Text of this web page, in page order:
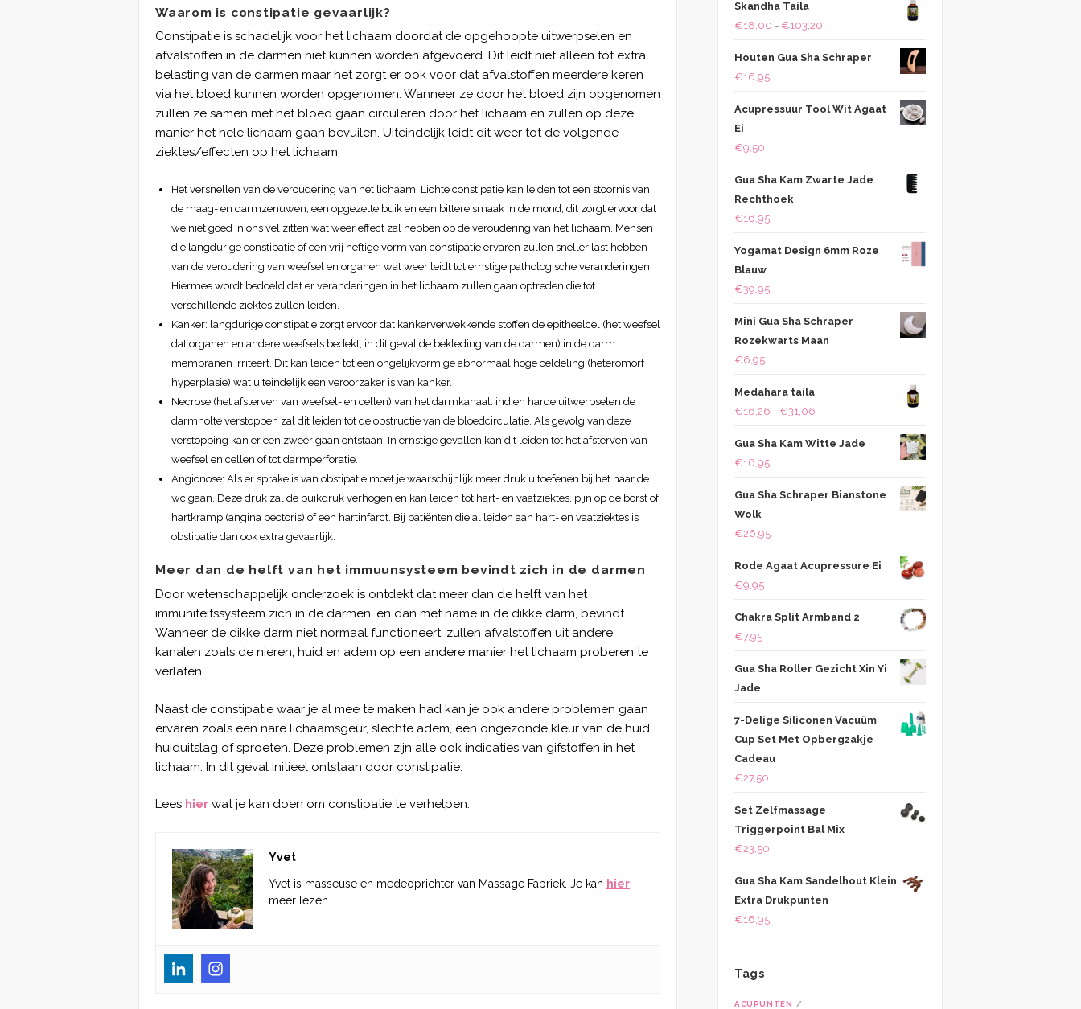
Waarom is constipatie gevaarlijk?
Constipatie is schadelijk voor het lichaam doordat de opgehoopte uitwerpselen en
afvalstoffen in de darmen niet kunnen worden afgevoerd. Dit leidt niet alleen tot extra
belasting van de darmen maar het zorgt er ook voor dat afvalstoffen meerdere keren
via het bloed kunnen worden opgenomen. Wanneer ze door het bloed zijn opgenomen
zullen ze samen met het bloed gaan circuleren door het lichaam en zullen op deze
manier het hele lichaam gaan bevuilen. Uiteindelijk leidt dit weer tot de volgende
ziektes/effecten op het lichaam:
Het versnellen van de veroudering van het lichaam: Lichte constipatie kan leiden tot een stoornis van
de maag- en darmzenuwen, een opgezette buik en een bittere smaak in de mond, dit zorgt ervoor dat
we niet goed in ons vel zitten wat weer effect zal hebben op de veroudering van het lichaam. Mensen
die langdurige constipatie of een vrij heftige vorm van constipatie ervaren zullen sneller last hebben
van de veroudering van weefsel en organen wat weer leidt tot ernstige pathologische veranderingen.
Hiermee wordt bedoeld dat er veranderingen in het lichaam zullen gaan optreden die tot
verschillende ziektes zullen leiden.
Kanker: langdurige constipatie zorgt ervoor dat kankerverwekkende stoffen de epitheelcel (het weefsel
dat organen en andere weefsels bedekt, in dit geval de bekleding van de darmen) in de darm
membranen irriteert. Dit kan leiden tot een ongelijkvormige abnormaal hoge celdeling (heteromorf
hyperplasie) wat uiteindelijk een veroorzaker is van kanker.
Necrose (het afsterven van weefsel- en cellen) van het darmkanaal: indien harde uitwerpselen de
darmholte verstoppen zal dit leiden tot de obstructie van de bloedcirculatie. Als gevolg van deze
verstopping kan er een zweer gaan ontstaan. In ernstige gevallen kan dit leiden tot het afsterven van
weefsel en cellen of tot darmperforatie.
Angionose: Als er sprake is van obstipatie moet je waarschijnlijk meer druk uitoefenen bij het naar de
wc gaan. Deze druk zal de buikdruk verhogen en kan leiden tot hart- en vaatziektes, pijn op de borst of
hartkramp (angina pectoris) of een hartinfarct. Bij patiënten die al leiden aan hart- en vaatziektes is
obstipatie dan ook extra gevaarlijk.
Meer dan de helft van het immuunsysteem bevindt zich in de darmen
Door wetenschappelijk onderzoek is ontdekt dat meer dan de helft van het
immuniteitssysteem zich in de darmen, en dan met name in de dikke darm, bevindt.
Wanneer de dikke darm niet normaal functioneert, zullen afvalstoffen uit andere
kanalen zoals de nieren, huid en adem op een andere manier het lichaam proberen te
verlaten.
Naast de constipatie waar je al mee te maken had kan je ook andere problemen gaan
ervaren zoals een nare lichaamsgeur, slechte adem, een ongezonde kleur van de huid,
huiduitslag of sproeten. Deze problemen zijn alle ook indicaties van gifstoffen in het
lichaam. In dit geval initieel ontstaan door constipatie.
Lees hier wat je kan doen om constipatie te verhelpen.
Yvet
Yvet is masseuse en medeoprichter van Massage Fabriek. Je kan hier
meer lezen.
€152,84
Skandha Taila
€18,00 - €103,20
tot
Houten Gua Sha Schraper
€16,95
Acupressuur Tool Wit Agaat
Ei
€9,50
Gua Sha Kam Zwarte Jade
Rechthoek
€16,95
Yogamat Design 6mm Roze
Blauw
€39,95
Mini Gua Sha Schraper
Rozekwarts Maan
€6,95
Medahara taila
€16,26 - €31,06
tot
Gua Sha Kam Witte Jade
€16,95
Gua Sha Schraper Bianstone
Wolk
€26,95
Rode Agaat Acupressure Ei
€9,95
Chakra Split Armband 2
€7,95
Gua Sha Roller Gezicht Xin Yi
Jade
7-Delige Siliconen Vacuüm
Cup Set Met Opbergzakje
Cadeau
€27,50
Set Zelfmassage
Triggerpoint Bal Mix
€23,50
Gua Sha Kam Sandelhout Klein
Extra Drukpunten
€16,95
Tags
ACUPUNTEN